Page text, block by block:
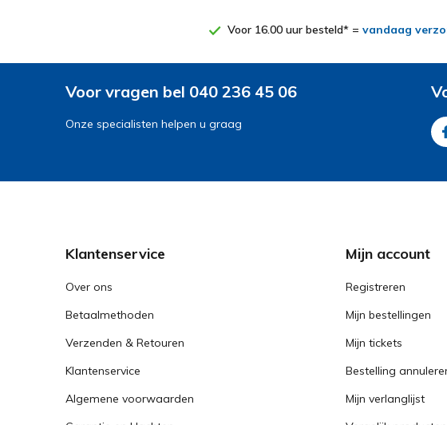
Voor 16.00 uur besteld* = vandaag
Voor vragen bel 040 236 45 06
Onze specialisten helpen u graag
Klantenservice
Over ons
Betaalmethoden
Verzenden & Retouren
Klantenservice
Algemene voorwaarden
Mijn account
Registreren
Mijn bestellingen
Mijn tickets
Bestelling
Mijn verlanglijst